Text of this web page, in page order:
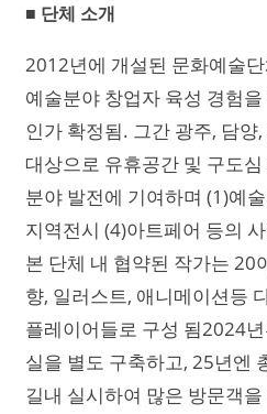
■ 단체 소개
2012년에 개설된 문화예술
예술분야 창업자 육성 경험
인가 확정됨. 그간 광주, 담양
대상으로 유휴공간 및 구도
분야 발전에 기여하며 (1)예
지역전시 (4)아트페어 등의
본 단체 내 협약된 작가는 20
향, 일러스트, 애니메이션등
플레이어들로 구성 됨2024
실을 별도 구축하고, 25년엔
길내 실시하여 많은 방문객